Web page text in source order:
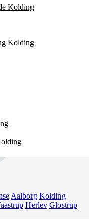
Kolding
Kolding
Aalborg Kolding
Herlev Glostrup